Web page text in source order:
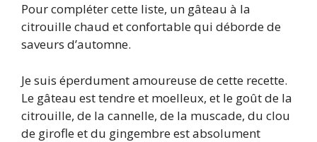
Pour compléter cette liste, un gâteau à la
citrouille chaud et confortable qui déborde de
saveurs d’automne.
Je suis éperdument amoureuse de cette recette.
Le gâteau est tendre et moelleux, et le goût de la
citrouille, de la cannelle, de la muscade, du clou
de girofle et du gingembre est absolument